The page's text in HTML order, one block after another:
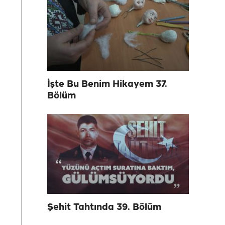
İşte Bu Benim Hikayem 37.
Bölüm
Şehit Tahtında 39. Bölüm